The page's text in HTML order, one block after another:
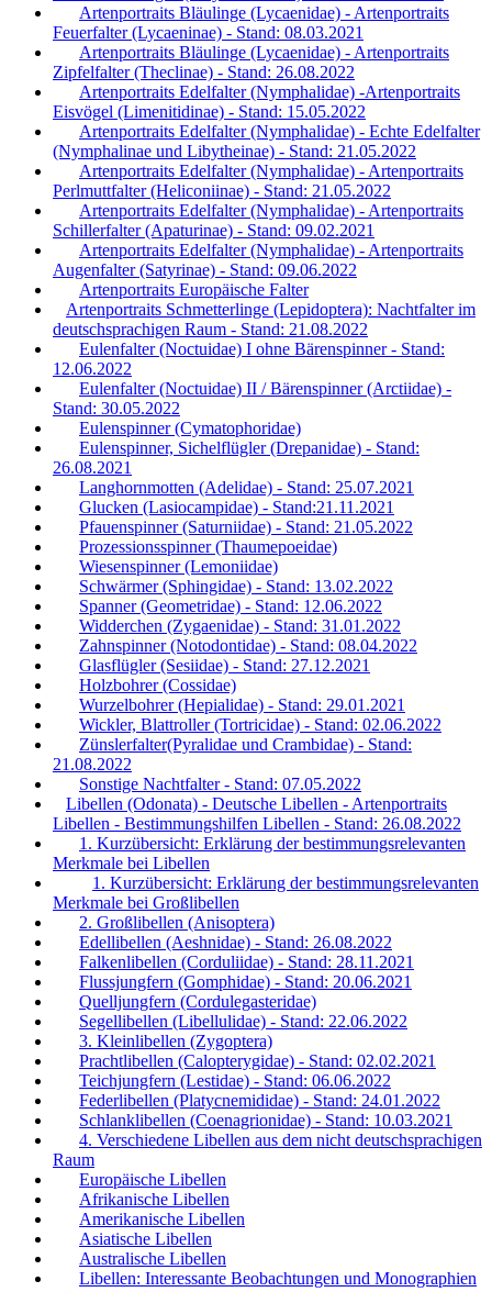
Artenportraits Bläulinge (Lycaenidae) - Artenportraits
Feuerfalter (Lycaeninae) - Stand: 08.03.2021
Artenportraits Bläulinge (Lycaenidae) - Artenportraits
Zipfelfalter (Theclinae) - Stand: 26.08.2022
Artenportraits Edelfalter (Nymphalidae) -Artenportraits
Eisvögel (Limenitidinae) - Stand: 15.05.2022
Artenportraits Edelfalter (Nymphalidae) - Echte Edelfalter
(Nymphalinae und Libytheinae) - Stand: 21.05.2022
Artenportraits Edelfalter (Nymphalidae) - Artenportraits
Perlmuttfalter (Heliconiinae) - Stand: 21.05.2022
Artenportraits Edelfalter (Nymphalidae) - Artenportraits
Schillerfalter (Apaturinae) - Stand: 09.02.2021
Artenportraits Edelfalter (Nymphalidae) - Artenportraits
Augenfalter (Satyrinae) - Stand: 09.06.2022
Artenportraits Europäische Falter
Artenportraits Schmetterlinge (Lepidoptera): Nachtfalter im
deutschsprachigen Raum - Stand: 21.08.2022
Eulenfalter (Noctuidae) I ohne Bärenspinner - Stand:
12.06.2022
Eulenfalter (Noctuidae) II / Bärenspinner (Arctiidae) -
Stand: 30.05.2022
Eulenspinner (Cymatophoridae)
Eulenspinner, Sichelflügler (Drepanidae) - Stand:
26.08.2021
Langhornmotten (Adelidae) - Stand: 25.07.2021
Glucken (Lasiocampidae) - Stand:21.11.2021
Pfauenspinner (Saturniidae) - Stand: 21.05.2022
Prozessionsspinner (Thaumepoeidae)
Wiesenspinner (Lemoniidae)
Schwärmer (Sphingidae) - Stand: 13.02.2022
Spanner (Geometridae) - Stand: 12.06.2022
Widderchen (Zygaenidae) - Stand: 31.01.2022
Zahnspinner (Notodontidae) - Stand: 08.04.2022
Glasflügler (Sesiidae) - Stand: 27.12.2021
Holzbohrer (Cossidae)
Wurzelbohrer (Hepialidae) - Stand: 29.01.2021
Wickler, Blattroller (Tortricidae) - Stand: 02.06.2022
Zünslerfalter(Pyralidae und Crambidae) - Stand:
21.08.2022
Sonstige Nachtfalter - Stand: 07.05.2022
Libellen (Odonata) - Deutsche Libellen - Artenportraits
Libellen - Bestimmungshilfen Libellen - Stand: 26.08.2022
1. Kurzübersicht: Erklärung der bestimmungsrelevanten
Merkmale bei Libellen
1. Kurzübersicht: Erklärung der bestimmungsrelevanten
Merkmale bei Großlibellen
2. Großlibellen (Anisoptera)
Edellibellen (Aeshnidae) - Stand: 26.08.2022
Falkenlibellen (Corduliidae) - Stand: 28.11.2021
Flussjungfern (Gomphidae) - Stand: 20.06.2021
Quelljungfern (Cordulegasteridae)
Segellibellen (Libellulidae) - Stand: 22.06.2022
3. Kleinlibellen (Zygoptera)
Prachtlibellen (Calopterygidae) - Stand: 02.02.2021
Teichjungfern (Lestidae) - Stand: 06.06.2022
Federlibellen (Platycnemididae) - Stand: 24.01.2022
Schlanklibellen (Coenagrionidae) - Stand: 10.03.2021
4. Verschiedene Libellen aus dem nicht deutschsprachigen
Raum
Europäische Libellen
Afrikanische Libellen
Amerikanische Libellen
Asiatische Libellen
Australische Libellen
Libellen: Interessante Beobachtungen und Monographien